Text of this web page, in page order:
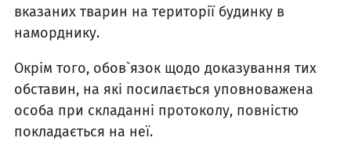
вказаних тварин на території будинку в
наморднику.
Окрім того, обов`язок щодо доказування тих
обставин, на які посилається уповноважена
особа при складанні протоколу, повністю
покладається на неї.